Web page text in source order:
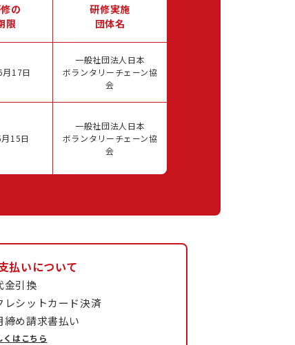
の
限
研修実施
団体名
17日
一般社団法人日本
ボランタリーチェーン協
会
15日
一般社団法人日本
ボランタリーチェーン協
会
払いについて
金引換
レシットカード決済
締め請求書払い
くはこちら